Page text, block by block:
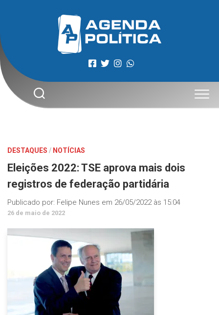
DESTAQUES / NOTÍCIAS
Eleições 2022: TSE aprova mais dois
registros de federação partidária
Publicado por: Felipe Nunes em 26/05/2022 às 15:04
26 de maio de 2022